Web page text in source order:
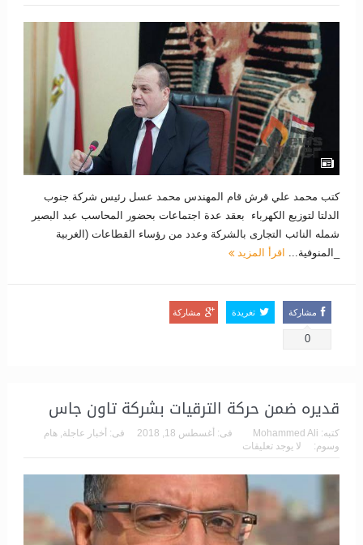
كتب محمد علي قرش قام المهندس محمد عسل رئيس شركة جنوب
الدلتا لتوزيع الكهرباء بعقد عدة اجتماعات بحضور المحاسب عبد البصير
شمله النائب التجارى بالشركة وعدد من رؤساء القطاعات (الغربية
_المنوفية... اقرأ المزيد
مشاركة
0
تغريدة مشاركة
قديره ضمن حركة الترقيات بشركة تاون جاس
كتبه: Mohammed Ali فى: أغسطس 18, 2018 فى: أخبار عاجلة هام
وسوم:
لا يوجد تعليقات